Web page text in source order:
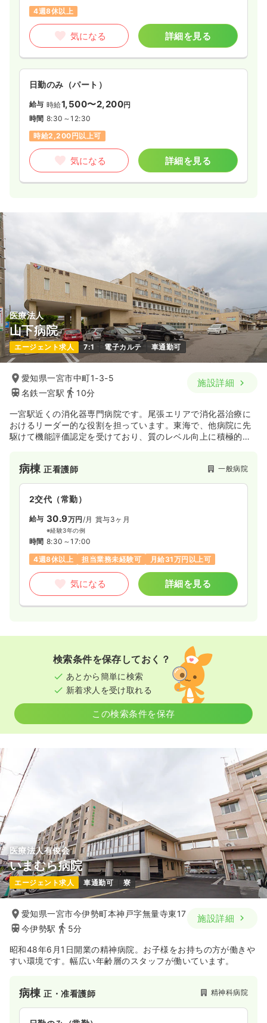
4週8休以上
気になる 詳細を見る
日勤のみ（パート）
給与 時給1,500〜2,200円
時間 8:30～12:30
時給2,200円以上可
気になる 詳細を見る
医療法人
山下病院
エージェント求人 7:1 電子カルテ 車通勤可
愛知県一宮市中町1-3-5
名鉄一宮駅
10分
施設詳細
一宮駅近くの消化器専門病院です。尾張エリアで消化器治療に
おけるリーダー的な役割を担っています。東海で、他病院に先
駆けて機能評価認定を受けており、質のレベル向上に積極的な
病棟正看護師 一般病院
2交代（常勤）
給与 30.9万円/月 賞与3ヶ月
※経験3年の例
時間 8:30～17:00
4週8休以上
担当業務未経験可 月給31万円以上可
気になる 詳細を見る
検索条件を保存しておく？
あとから簡単に検索
新着求人を受け取れる
この検索条件を保存
医療法人有俊会
いまむら病院
エージェント求人 車通勤可 寮
愛知県一宮市今伊勢町本神戸字無量寺東17
今伊勢駅
5分
施設詳細
昭和48年6月1日開業の精神病院。お子様をお持ちの方が働きや
すい環境です。幅広い年齢層のスタッフが働いています。
病棟正・准看護師 精神科病院